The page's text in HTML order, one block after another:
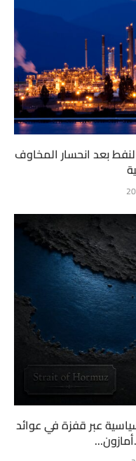
بعد انحسار المخاوف
عبر قفزة في عوائد